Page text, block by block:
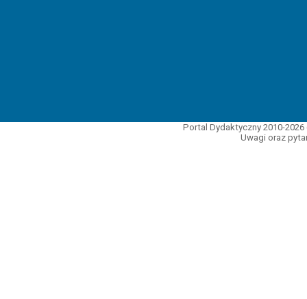
Portal Dydaktyczny 2010-
Uwagi oraz